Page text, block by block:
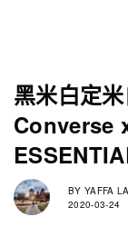
黑米白定
Converse
BY YAFFA
2020-03-24